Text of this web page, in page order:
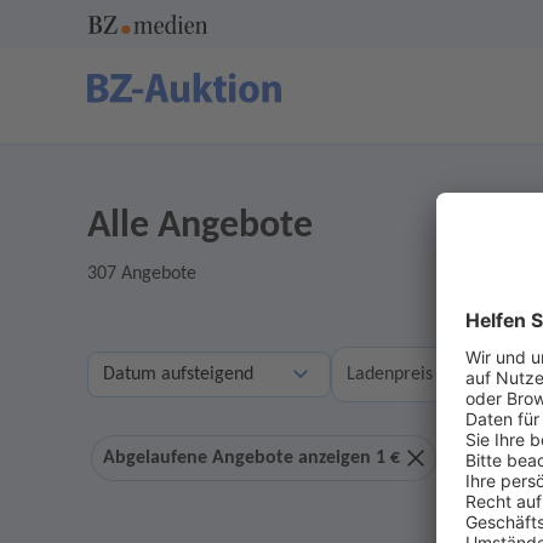
Alle Angebote
307 Angebote
Ladenpreis
Abgelaufene Angebote anzeigen 1 € Ohne